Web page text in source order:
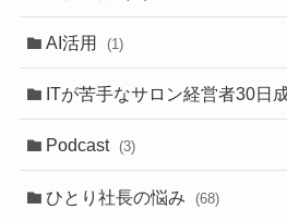
AI活用 (1)
ITが苦手なサロン経営者30日
Podcast (3)
ひとり社長の悩み (68)